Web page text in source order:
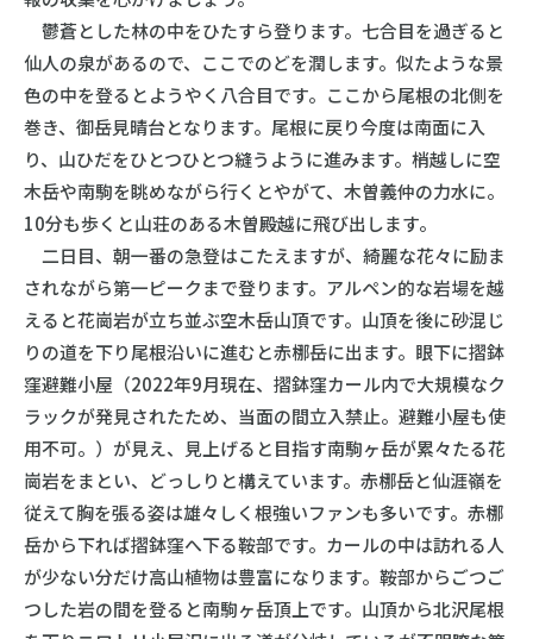
鬱蒼とした林の中をひたすら登ります。七合目を過ぎると
仙人の泉があるので、ここでのどを潤します。似たような景
色の中を登るとようやく八合目です。ここから尾根の北側を
巻き、御岳見晴台となります。尾根に戻り今度は南面に入
り、山ひだをひとつひとつ縫うように進みます。梢越しに空
木岳や南駒を眺めながら行くとやがて、木曽義仲の力水に。
10分も歩くと山荘のある木曽殿越に飛び出します。
二日目、朝一番の急登はこたえますが、綺麗な花々に励ま
されながら第一ピークまで登ります。アルペン的な岩場を越
えると花崗岩が立ち並ぶ空木岳山頂です。山頂を後に砂混じ
りの道を下り尾根沿いに進むと赤梛岳に出ます。眼下に摺鉢
窪避難小屋（2022年9月現在、摺鉢窪カール内で大規模なク
ラックが発見されたため、当面の間立入禁止。避難小屋も使
用不可。）が見え、見上げると目指す南駒ヶ岳が累々たる花
崗岩をまとい、どっしりと構えています。赤梛岳と仙涯嶺を
従えて胸を張る姿は雄々しく根強いファンも多いです。赤梛
岳から下れば摺鉢窪へ下る鞍部です。カールの中は訪れる人
が少ない分だけ高山植物は豊富になります。鞍部からごつご
つした岩の間を登ると南駒ヶ岳頂上です。山頂から北沢尾根